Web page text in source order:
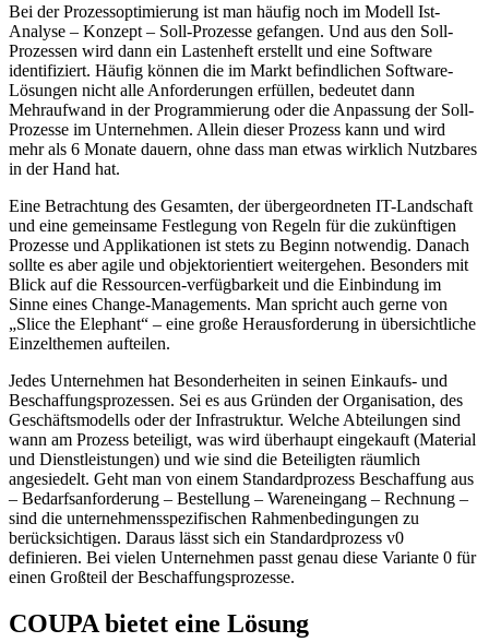
Bei der Prozessoptimierung ist man häufig noch im Modell Ist-
Analyse – Konzept – Soll-Prozesse gefangen. Und aus den Soll-
Prozessen wird dann ein Lastenheft erstellt und eine Software
identifiziert. Häufig können die im Markt befindlichen Software-
Lösungen nicht alle Anforderungen erfüllen, bedeutet dann
Mehraufwand in der Programmierung oder die Anpassung der Soll-
Prozesse im Unternehmen. Allein dieser Prozess kann und wird
mehr als 6 Monate dauern, ohne dass man etwas wirklich Nutzbares
in der Hand hat.
Eine Betrachtung des Gesamten, der übergeordneten IT-Landschaft
und eine gemeinsame Festlegung von Regeln für die zukünftigen
Prozesse und Applikationen ist stets zu Beginn notwendig. Danach
sollte es aber agile und objektorientiert weitergehen. Besonders mit
Blick auf die Ressourcen-verfügbarkeit und die Einbindung im
Sinne eines Change-Managements. Man spricht auch gerne von
„Slice the Elephant“ – eine große Herausforderung in übersichtliche
Einzelthemen aufteilen.
Jedes Unternehmen hat Besonderheiten in seinen Einkaufs- und
Beschaffungsprozessen. Sei es aus Gründen der Organisation, des
Geschäftsmodells oder der Infrastruktur. Welche Abteilungen sind
wann am Prozess beteiligt, was wird überhaupt eingekauft (Material
und Dienstleistungen) und wie sind die Beteiligten räumlich
angesiedelt. Geht man von einem Standardprozess Beschaffung aus
– Bedarfsanforderung – Bestellung – Wareneingang – Rechnung –
sind die unternehmensspezifischen Rahmenbedingungen zu
berücksichtigen. Daraus lässt sich ein Standardprozess v0
definieren. Bei vielen Unternehmen passt genau diese Variante 0 für
einen Großteil der Beschaffungsprozesse.
COUPA bietet eine Lösung